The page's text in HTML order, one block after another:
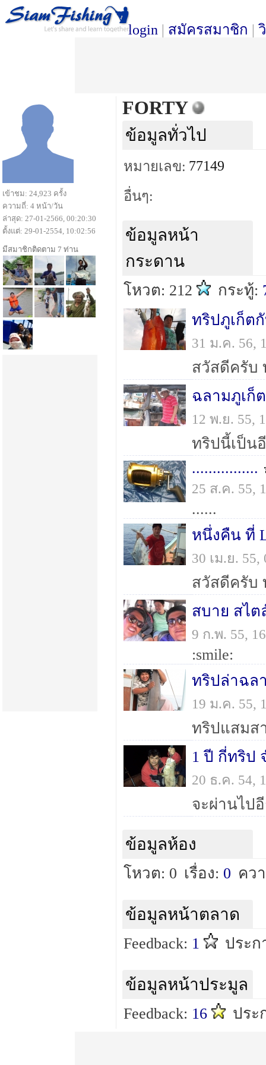
login | สมัครสมาชิก |
FORTY
ข้อมูลทั่วไป
หมายเลข: 77149
อื่นๆ:
ข้อมูลหน้า
กระดาน
โหวต: 212 กระทู้:
ทริปภูเก็ต
31 ม.ค. 56,
ฉลามภูเก็ต
12 พ.ย. 55,
................
25 ส.ค. 55,
......
หนึ่งคืน ที่
30 เม.ย.
สบาย สไต
9 ก.พ. 55,
:smile:
ทริปล่าฉล
19 ม.ค. 55,
1 ปี กี่ทริป
20 ธ.ค. 54,
ข้อมูลห้อง
โหวต: 0 เรื่อง: 0 คว
ข้อมูลหน้าตลาด
Feedback: 1 ประก
ข้อมูลหน้าประมูล
Feedback: 16 ประ
เข้าชม: 24,923 ครั้ง
ความถี่: 4 หน้า/วัน
ล่าสุด: 27-01-2566, 00:20:30
ตั้งแต่: 29-01-2554, 10:02:56
มีสมาชิกติดตาม 7 ท่าน